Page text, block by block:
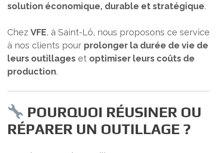
solution économique, durable et stratégique.
Chez VFE, à Saint-Lô, nous proposons ce service
à nos clients pour prolonger la durée de vie de
leurs outillages et optimiser leurs coûts de
production.
POURQUOI RÉUSINER OU
RÉPARER UN OUTILLAGE ?